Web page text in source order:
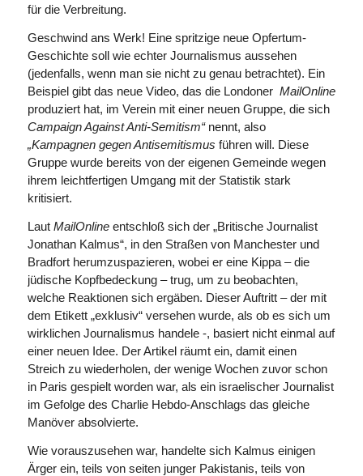
für die Verbreitung.
Geschwind ans Werk! Eine spritzige neue Opfertum-
Geschichte soll wie echter Journalismus aus­sehen
(jedenfalls, wenn man sie nicht zu genau betrachtet). Ein
Beispiel gibt das neue Video, das die Londoner MailOnline
produziert hat, im Verein mit einer neuen Gruppe, die sich
Campaign Against Anti-Semitism“nennt, also
„Kampagnen gegen Antisemitismus führen will. Diese
Gruppe wurde bereits von der eigenen Gemeinde wegen
ihrem leichtfertigen Umgang mit der Statistik stark
kritisiert.
Laut MailOnline entschloß sich der „Britische Journalist
Jonathan Kalmus“, in den Straßen von Manchester und
Bradfort herumzuspazieren, wobei er eine Kippa – die
jüdische Kopfbedeckung – trug, um zu beobachten,
welche Reaktionen sich ergäben. Dieser Auftritt – der mit
dem Etikett „exklusiv“ versehen wurde, als ob es sich um
wirklichen Journalismus handele -, basiert nicht einmal auf
einer neuen Idee. Der Artikel räumt ein, damit einen
Streich zu wiederholen, der wenige Wochen zuvor schon
in Paris gespielt worden war, als ein israelischer Journalist
im Gefolge des Charlie Hebdo-Anschlags das gleiche
Manöver absolvierte.
Wie vorauszusehen war, handelte sich Kalmus einigen
Ärger ein, teils von seiten junger Pakistanis, teils von